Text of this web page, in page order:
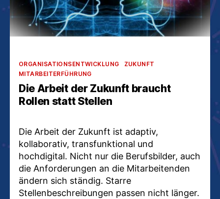
Kategorien
ORGANISATIONSENTWICKLUNG
ZUKUNFT
MITARBEITERFÜHRUNG
Die Arbeit der Zukunft braucht
Rollen statt Stellen
Die Arbeit der Zukunft ist adaptiv,
kollaborativ, transfunktional und
hochdigital. Nicht nur die Berufsbilder, auch
die Anforderungen an die Mitarbeitenden
ändern sich ständig. Starre
Stellenbeschreibungen passen nicht länger.